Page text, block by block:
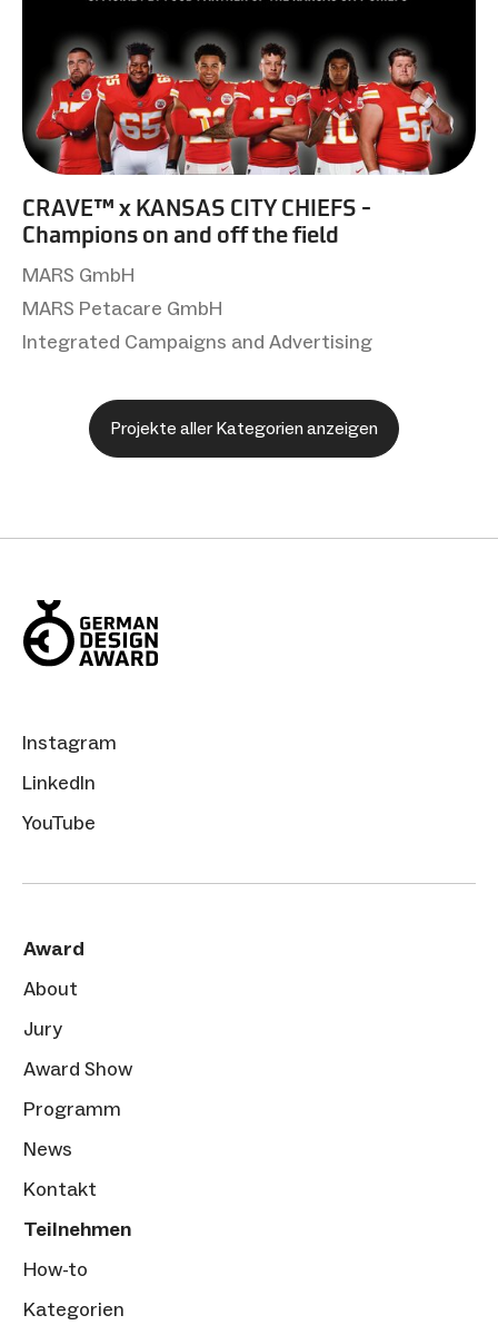
CRAVE™ x KANSAS CITY CHIEFS -
Champions on and off the field
MARS GmbH
MARS Petacare GmbH
Integrated Campaigns and Advertising
Projekte aller Kategorien anzeigen
Instagram
LinkedIn
YouTube
Award
About
Jury
Award Show
Programm
News
Kontakt
Teilnehmen
How-to
Kategorien